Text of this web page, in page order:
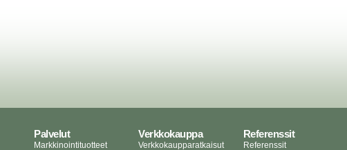
Palvelut
Markkinointituotteet
Verkkokauppa
Verkkokaupparatkaisut
Referenssit
Referenssit